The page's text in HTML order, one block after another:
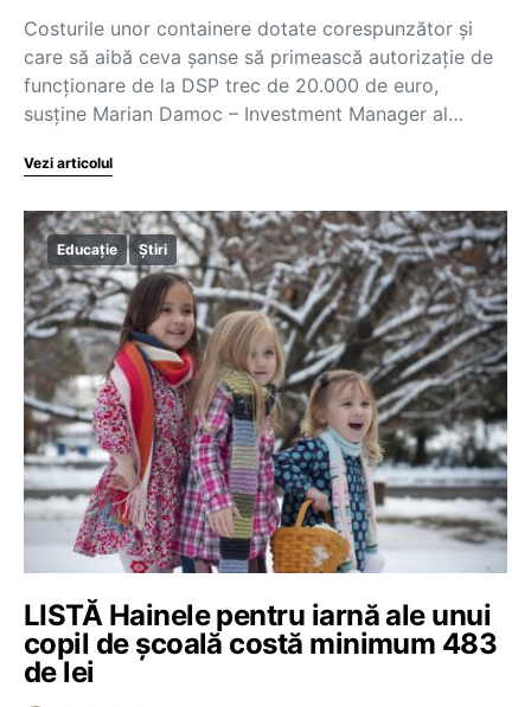
Costurile unor containere dotate corespunzător și
care să aibă ceva șanse să primească autorizație de
funcționare de la DSP trec de 20.000 de euro,
susţine Marian Damoc – Investment Manager al…
Vezi articolul
Educație Știri
LISTĂ Hainele pentru iarnă ale unui
copil de școală costă minimum 483
de lei